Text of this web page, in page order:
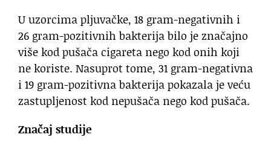
U uzorcima pljuvačke, 18 gram-negativnih i
26 gram-pozitivnih bakterija bilo je značajno
više kod pušača cigareta nego kod onih koji
ne koriste. Nasuprot tome, 31 gram-negativna
i 19 gram-pozitivna bakterija pokazala je veću
zastupljenost kod nepušača nego kod pušača.
Značaj studije